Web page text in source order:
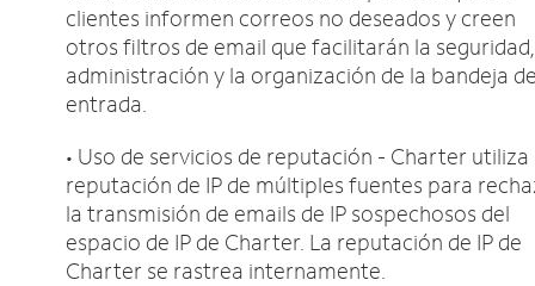
clientes informen correos no deseados y creen
otros filtros de email que facilitarán la
administración y la organización de la bandeja
entrada.
• Uso de servicios de reputación - Charter utiliza
reputación de IP de múltiples fuentes para
la transmisión de emails de IP sospechosos del
espacio de IP de Charter. La reputación de IP de
Charter se rastrea internamente.